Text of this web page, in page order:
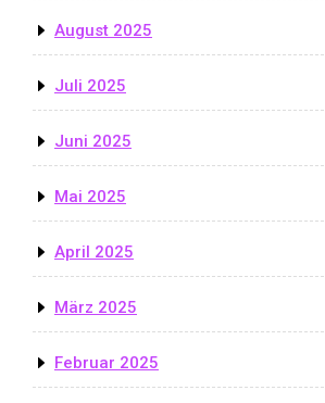
August 2025
Juli 2025
Juni 2025
Mai 2025
April 2025
März 2025
Februar 2025